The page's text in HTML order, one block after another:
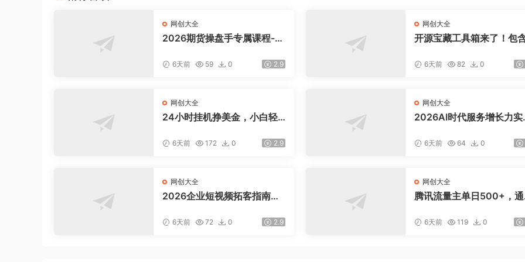
网创大全
2026期货操盘手专属课程-更
适配短线玩家打造成熟交易模
6天前 59 0 2.9
网创大全
开源宝藏工具箱来了！包
0+ 工具，完全离线免费
6天前 82 0
网创大全
24小时挂机挣美金，小白轻
6天前 172 0 2.9
网创大全
2026AI时代服务增长力实
法教学，破解门店客源流
6天前 64 0
网创大全
2026企业短视频拓客指南：
案镜头实操，打通公域引流私
6天前 72 0 2.9
网创大全
腾讯流量主单日500+，通
稳定躺赚腾讯广告收益
6天前 119 0